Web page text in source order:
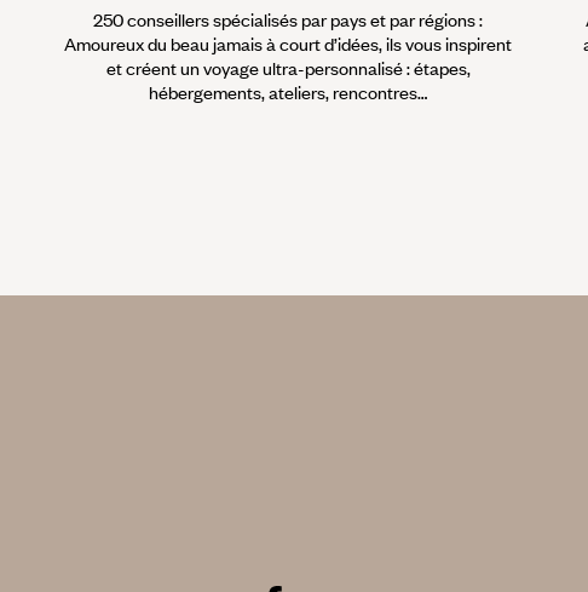
250 conseillers spécialisés par pays et par régions :
Amoureux du beau jamais à court d’idées, ils vous inspirent
et créent un voyage ultra-personnalisé : étapes,
hébergements, ateliers, rencontres…